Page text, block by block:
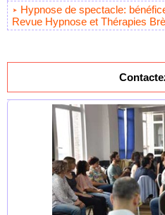
Hypnose de spectacle:
Revue Hypnose et Thérapies